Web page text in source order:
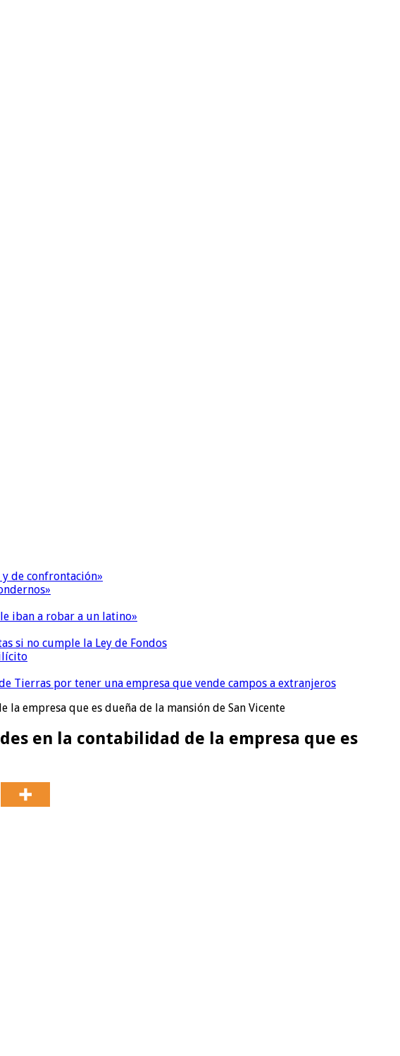
de confrontación»
iban a robar a un latino»
si no cumple la Ley de Fondos
Tierras por tener una empresa que vende campos a extranjeros
empresa que es dueña de la mansión de San Vicente
en la contabilidad de la empresa que es